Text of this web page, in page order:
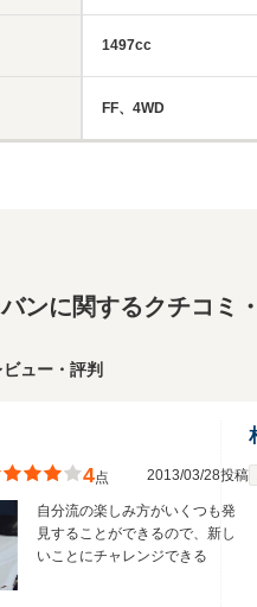
1497cc
FF、4WD
ンに関するクチコミ
ュー・評判
4点 2013/03/28投稿
自分流の楽しみ方がいくつも発
見することができるので、新し
いことにチャレンジできる